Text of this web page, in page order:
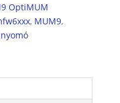
OptiMUM
, MUM9,